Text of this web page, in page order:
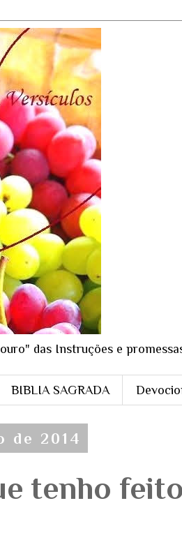
das Instruções e
BIBLIA SAGRADA
de 2014
tenho